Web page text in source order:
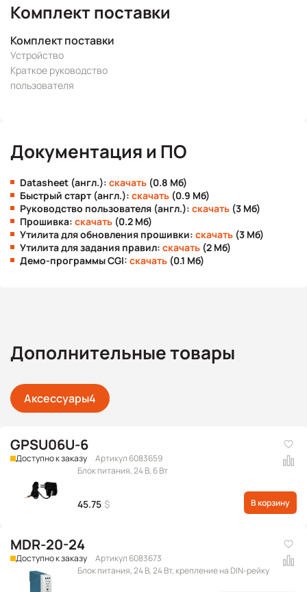
Комплект поставки
Комплект поставки
Устройство
Краткое руководство
пользователя
Документация и ПО
Datasheet (англ.): скачать (0.8 Мб)
Быстрый старт (англ.): скачать (0.9 Мб)
Руководство пользователя (англ.): скачать (3 Мб)
Прошивка: скачать (0.2 Мб)
Утилита для обновления прошивки: скачать (3 Мб)
Утилита для задания правил: скачать (2 Мб)
Демо-программы CGI: скачать (0.1 Мб)
Дополнительные товары
Аксессуары4
GPSU06U-6
Доступно к заказу
Артикул 6083659
Блок питания, 24 В, 6 Вт
45.75 $ В корзину
MDR-20-24
Доступно к заказу
Артикул 6083673
Блок питания, 24 В, 24 Вт, крепление на DIN-рейку